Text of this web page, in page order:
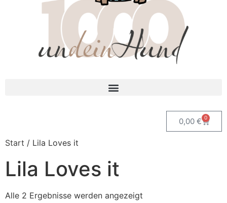
0,00 € 0
Start / Lila Loves it
Lila Loves it
Alle 2 Ergebnisse werden angezeigt